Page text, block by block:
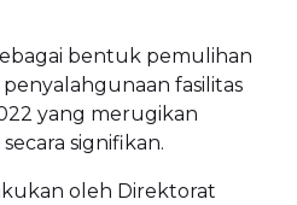
bentuk pemulihan
fasilitas
yang merugikan
signifikan.
oleh Direktorat